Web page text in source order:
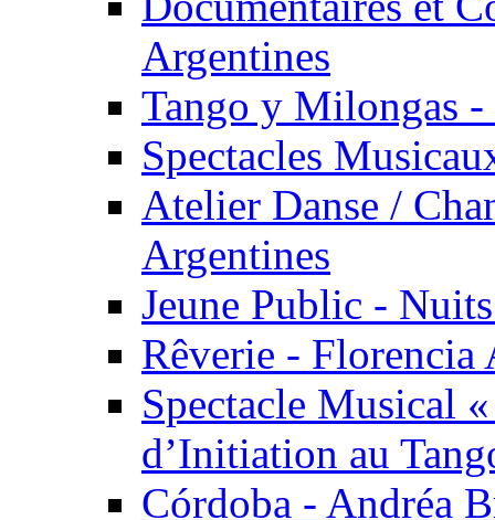
Argentines
Tango y Milongas -
Spectacles
Atelier Danse /
Argentines
Jeune Public -
Rêverie - Florencia
Spectacle Musical
d’Initiation au
Córdoba - Andréa